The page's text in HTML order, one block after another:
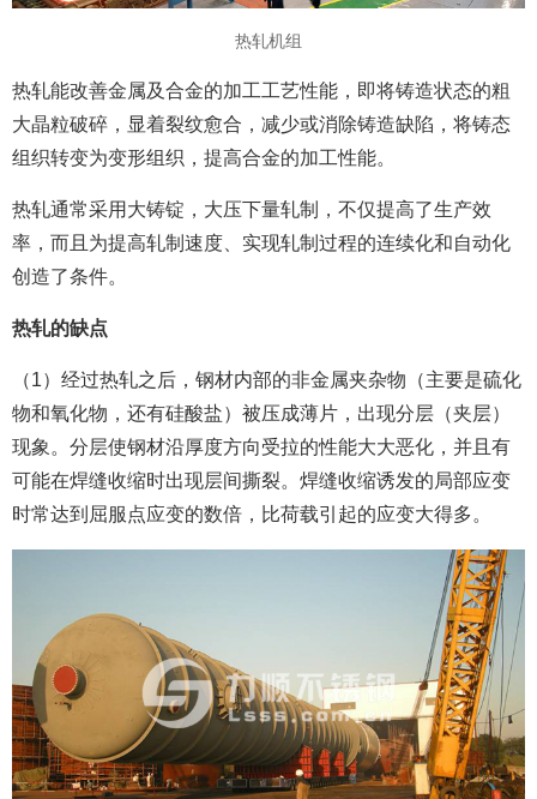
热轧机组
热轧能改善金属及合金的加工工艺性能，即将铸造状态的粗
大晶粒破碎，显着裂纹愈合，减少或消除铸造缺陷，将铸态
组织转变为变形组织，提高合金的加工性能。
热轧通常采用大铸锭，大压下量轧制，不仅提高了生产效
率，而且为提高轧制速度、实现轧制过程的连续化和自动化
创造了条件。
热轧的缺点
（1）经过热轧之后，钢材内部的非金属夹杂物（主要是硫化
物和氧化物，还有硅酸盐）被压成薄片，出现分层（夹层）
现象。分层使钢材沿厚度方向受拉的性能大大恶化，并且有
可能在焊缝收缩时出现层间撕裂。焊缝收缩诱发的局部应变
时常达到屈服点应变的数倍，比荷载引起的应变大得多。